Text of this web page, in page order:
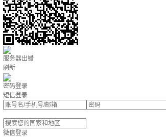
服务器出错
刷新
密码登录
短信登录
微信登录